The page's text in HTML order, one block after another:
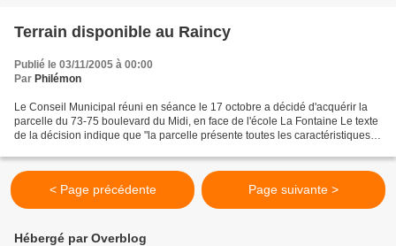
Terrain disponible au Raincy
Publié le 03/11/2005 à 00:00
Par Philémon
Le Conseil Municipal réuni en séance le 17 octobre a décidé d'acquérir la
parcelle du 73-75 boulevard du Midi, en face de l'école La Fontaine Le texte
de la décision indique que "la parcelle présente toutes les caractéristiques
< Page précédente Page suivante >
Hébergé par Overblog